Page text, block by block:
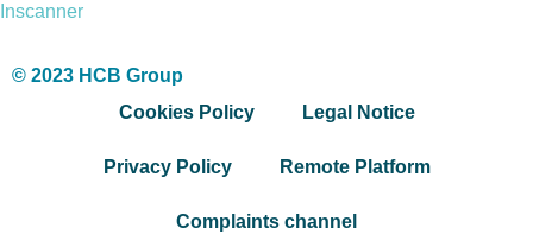
Inscanner
© 2023 HCB Group
Cookies Policy
Legal Notice
Privacy Policy Remote Platform
Complaints channel